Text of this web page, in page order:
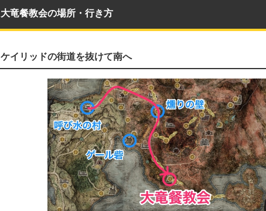
大竜餐教会の場所・行き方
ケイリッドの街道を抜けて南へ